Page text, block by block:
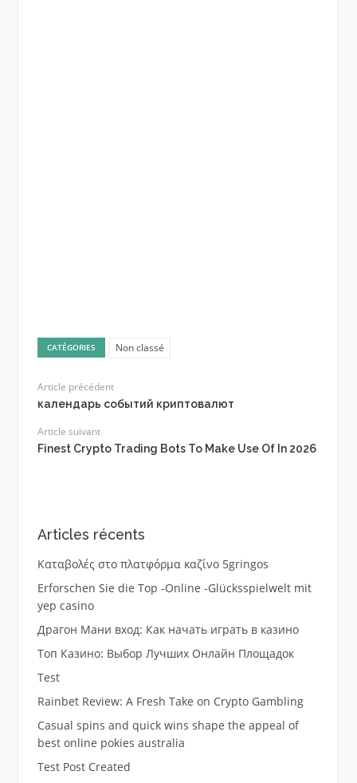
CATÉGORIES Non classé
Article précédent
календарь событий криптовалют
Article suivant
Finest Crypto Trading Bots To Make Use Of In 2026
Articles récents
Καταβολές στο πλατφόρμα καζίνο 5gringos
Erforschen Sie die Top -Online -Glücksspielwelt mit
yep casino
Драгон Мани вход: Как начать играть в казино
Топ Казино: Выбор Лучших Онлайн Площадок
Test
Rainbet Review: A Fresh Take on Crypto Gambling
Casual spins and quick wins shape the appeal of
best online pokies australia
Test Post Created